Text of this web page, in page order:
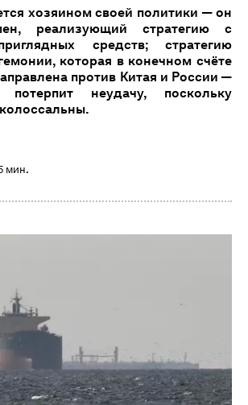
хозяином своей политики — он
реализующий стратегию с
средств; стратегию
которая в конечном счёте
против Китая и России —
неудачу, поскольку
мин.